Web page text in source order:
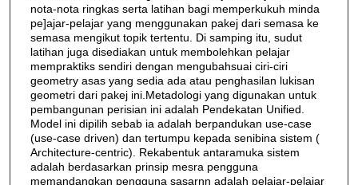
nota-nota ringkas serta latihan bagi memperkukuh minda
pe]ajar-pelajar yang menggunakan pakej dari semasa ke
semasa mengikut topik tertentu. Di samping itu, sudut
latihan juga disediakan untuk membolehkan pelajar
mempraktiks sendiri dengan mengubahsuai ciri-ciri
geometry asas yang sedia ada atau penghasilan lukisan
geometri dari pakej ini.Metadologi yang digunakan untuk
pembangunan perisian ini adalah Pendekatan Unified.
Model ini dipilih sebab ia adalah berpandukan use-case
(use-case driven) dan tertumpu kepada senibina sistem (
Architecture-centric). Rekabentuk antaramuka sistem
adalah berdasarkan prinsip mesra pengguna
memandangkan pengguna sasarnn adalah pelajar-pelajar